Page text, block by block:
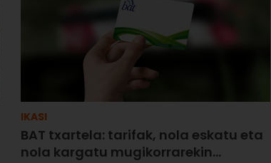
IKASI
BAT txartela: tarifak, nola eskatu eta
nola kargatu mugikorrarekin...